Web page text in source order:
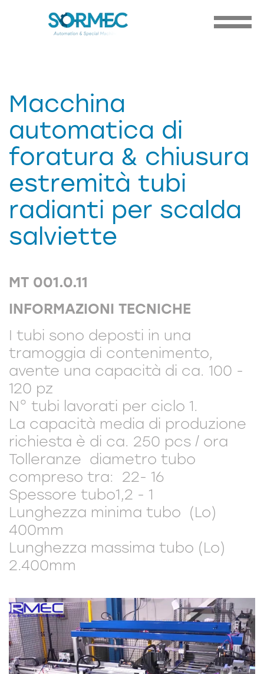
Macchina
automatica di
foratura & chiusura
estremità tubi
radianti per scalda
salviette
MT 001.0.11
INFORMAZIONI TECNICHE
I tubi sono deposti in una
tramoggia di contenimento,
avente una capacità di ca. 100 -
120 pz
N° tubi lavorati per ciclo 1.
La capacità media di produzione
richiesta è di ca. 250 pcs / ora
Tolleranze diametro tubo
compreso tra: 22- 16
Spessore tubo1,2 - 1
Lunghezza minima tubo (Lo)
400mm
Lunghezza massima tubo (Lo)
2.400mm